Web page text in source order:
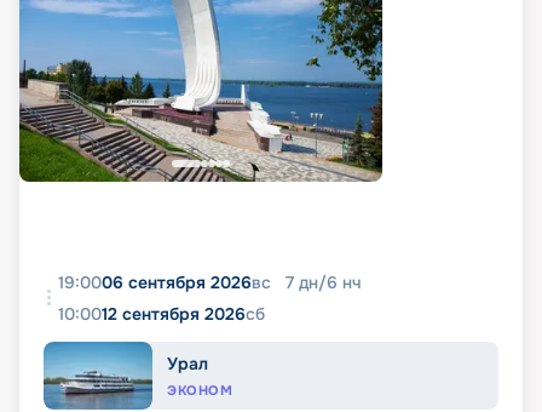
19:0006 сентября 2026вс 7 дн/6 нч
10:0012 сентября 2026сб
Урал
ЭКОНОМ